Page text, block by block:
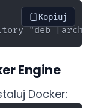
Kopiuj
Engine
Docker: